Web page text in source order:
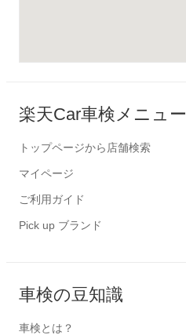
楽天Car車検メニュー
トップページから店舗検索
マイページ
ご利用ガイド
Pick up ブランド
車検の豆知識
車検とは？